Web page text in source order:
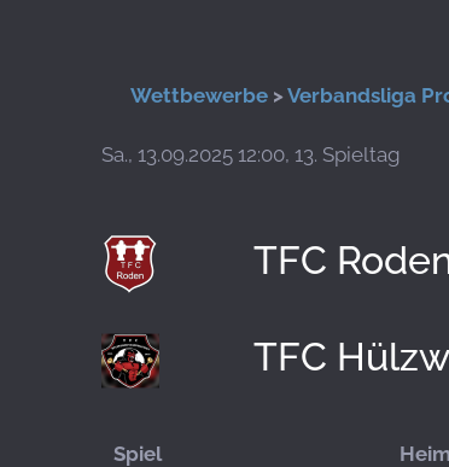
Wettbewerbe >Verbandsliga
Sa., 13.09.2025 12:00, 13. Spieltag
TFC
TFC
Spiel Heim